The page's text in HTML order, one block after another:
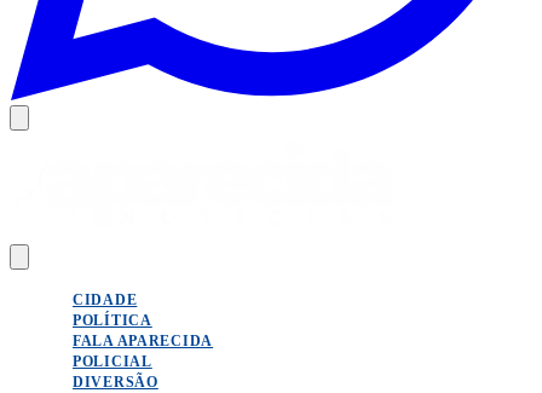
CIDADE
POLÍTICA
FALA APARECIDA
POLICIAL
DIVERSÃO